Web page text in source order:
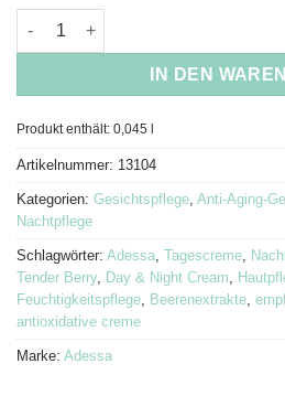
Adessa Tender Berry Creme Menge
IN DEN
Produkt enthält: 0,045
Artikelnummer: 13104
Kategorien: Gesichtspflege Anti-Aging-
Nachtpflege
Schlagwörter: Adessa Tagescreme
Tender Berry, Day & Night Cream
Feuchtigkeitspflege Beerenextrakte
antioxidative creme
Marke: Adessa